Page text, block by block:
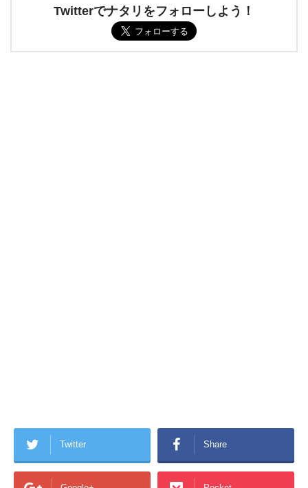
Twitterでナタリをフォローしよう！
Twitter Share